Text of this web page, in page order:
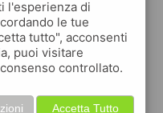
l'esperienza di
le tue
tutto", acconsenti
puoi visitare
controllato.
Accetta Tutto